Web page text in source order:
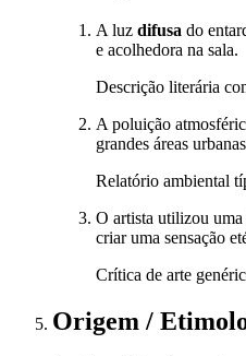
A luz difusa do
e acolhedora na sala.
Descrição literária
A poluição
grandes áreas
Relatório ambiental
O artista utilizou
criar uma sensação
Crítica de arte
Origem /